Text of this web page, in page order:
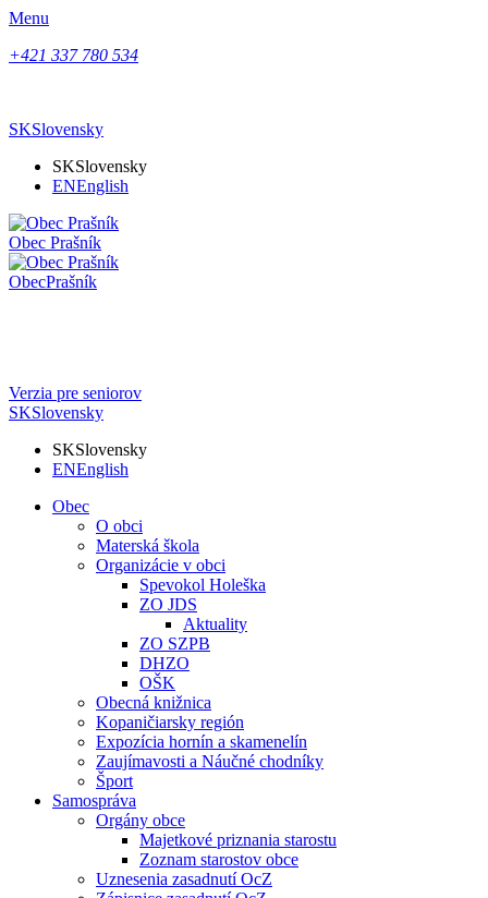
Menu
+421 337 780 534
SKSlovensky
SKSlovensky
ENEnglish
Obec Prašník
ObecPrašník
Verzia pre seniorov
SKSlovensky
SKSlovensky
ENEnglish
Obec
O obci
Materská škola
Organizácie v obci
Spevokol Holeška
ZO JDS
Aktuality
ZO SZPB
DHZO
OŠK
Obecná knižnica
Kopaničiarsky región
Expozícia hornín a skamenelín
Zaujímavosti a Náučné chodníky
Šport
Samospráva
Orgány obce
Majetkové priznania starostu
Zoznam starostov obce
Uznesenia zasadnutí OcZ